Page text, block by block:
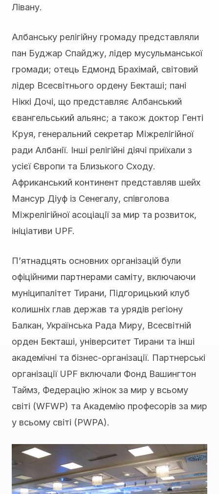
Лівану.
Албанську релігійну громаду представляли
пан Буджар Спайджу, лідер мусульманської
громади; отець Едмонд Брахімай, світовий
лідер Всесвітнього ордену Бекташі; пані
Ніккі Дочі, що представляє Албанський
євангельський альянс; а також доктор Генті
Круя, генеральний секретар Міжрелігійної
ради Албанії. Інші релігійні діячі приїхали з
усієї Європи та Близького Сходу.
Африканський континент представляв шейх
Мансур Діуф із Сенегалу, співголова
Міжрелігійної асоціації за мир та розвиток,
ініціативи UPF.
П’ятнадцять основних організацій були
офіційними партнерами саміту, включаючи
муніципалітет Тирани, Підгорицький клуб
колишніх глав держав та урядів регіону
Балкан, Українська Рада Миру, Всесвітній
орден Бекташі, університет Тирани та інші
академічні та бізнес-організації. Партнерські
організації UPF включали Фонд Вашингтон
Таймз, Федерацію жінок за мир у всьому
світі (WFWP) та Академію професорів за мир
у всьому світі (PWPA).